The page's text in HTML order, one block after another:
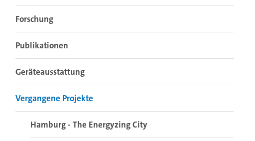
Forschung
Publikationen
Geräteausstattung
Vergangene Projekte
Hamburg - The Energyzing City